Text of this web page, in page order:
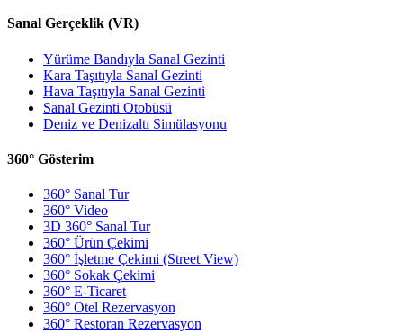
Sanal Gerçeklik (VR)
Yürüme Bandıyla Sanal Gezinti
Kara Taşıtıyla Sanal Gezinti
Hava Taşıtıyla Sanal Gezinti
Sanal Gezinti Otobüsü
Deniz ve Denizaltı Simülasyonu
360° Gösterim
360° Sanal Tur
360° Video
3D 360° Sanal Tur
360° Ürün Çekimi
360° İşletme Çekimi (Street View)
360° Sokak Çekimi
360° E-Ticaret
360° Otel Rezervasyon
360° Restoran Rezervasyon